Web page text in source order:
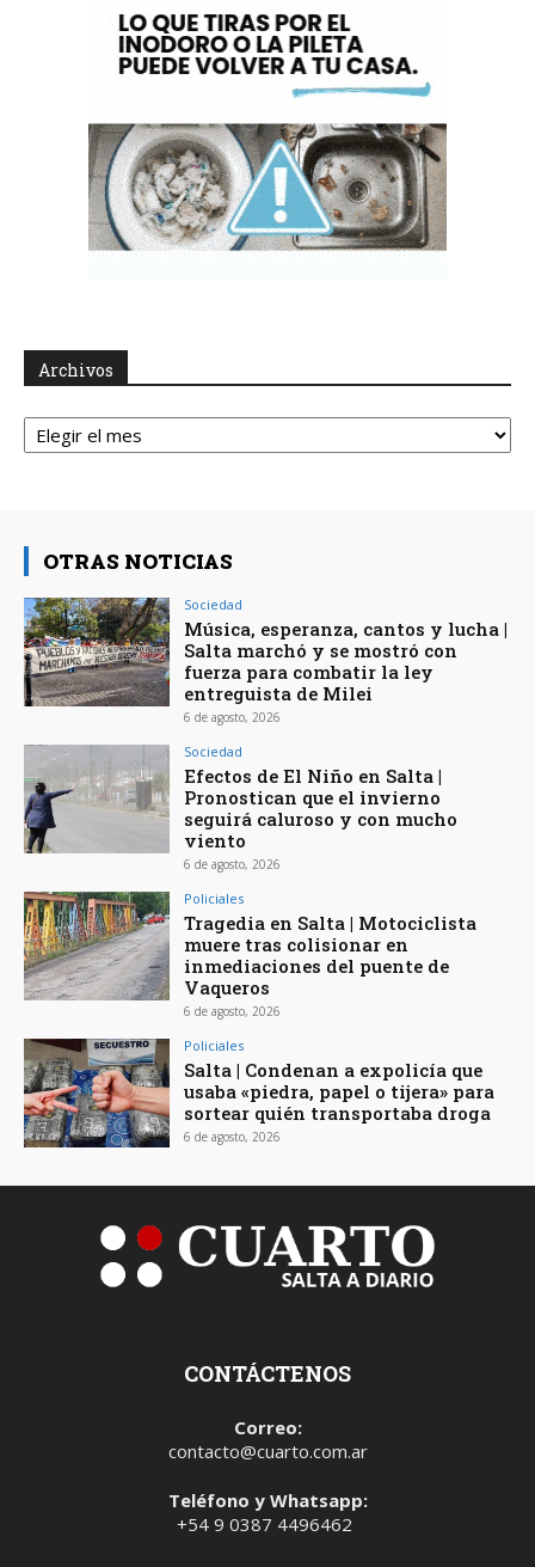
Archivos
Archivos
OTRAS NOTICIAS
Sociedad
Música, esperanza, cantos y lucha |
Salta marchó y se mostró con
fuerza para combatir la ley
entreguista de Milei
6 de agosto, 2026
Sociedad
Efectos de El Niño en Salta |
Pronostican que el invierno
seguirá caluroso y con mucho
viento
6 de agosto, 2026
Policiales
Tragedia en Salta | Motociclista
muere tras colisionar en
inmediaciones del puente de
Vaqueros
6 de agosto, 2026
Policiales
Salta | Condenan a expolicía que
usaba «piedra, papel o tijera» para
sortear quién transportaba droga
6 de agosto, 2026
CONTÁCTENOS
Correo:
contacto@cuarto.com.ar
Teléfono y Whatsapp:
+54 9 0387 4496462